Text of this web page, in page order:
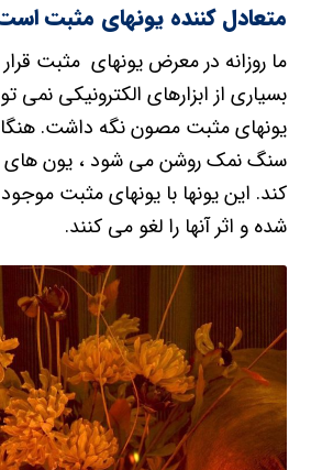
متعادل کننده یونهای مثبت
ما روزانه در معرض یونهای مثبت
بسیاری از ابزارهای الکترونیکی نمی
یونهای مثبت مصون نگه داشت.
سنگ نمک روشن می شود ، یون های
کند. این یونها با یونهای مثبت
شده و اثر آنها را لغو می کنند.